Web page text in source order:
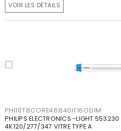
VOIR LES DÉTAILS
PHI10T8CORE48840IF16GDIM
PHILIPS ELECTRONICS -LIGHT 553230
4K120/277/347 VITRE TYPE A